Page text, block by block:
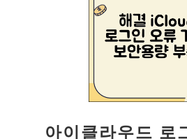
아이클라우드 로